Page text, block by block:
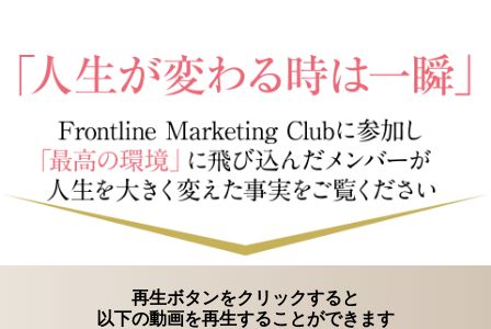
再生ボタンをクリックすると
以下の動画を再生することができます